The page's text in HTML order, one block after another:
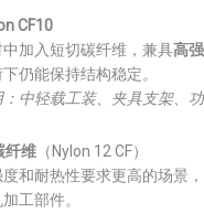
CF10
中加入短切碳纤维，兼具高
仍能保持结构稳定。
中轻载工装、夹具支架、功
纤维 （Nylon 12 CF）
度和耐热性要求更高的场景
工部件。